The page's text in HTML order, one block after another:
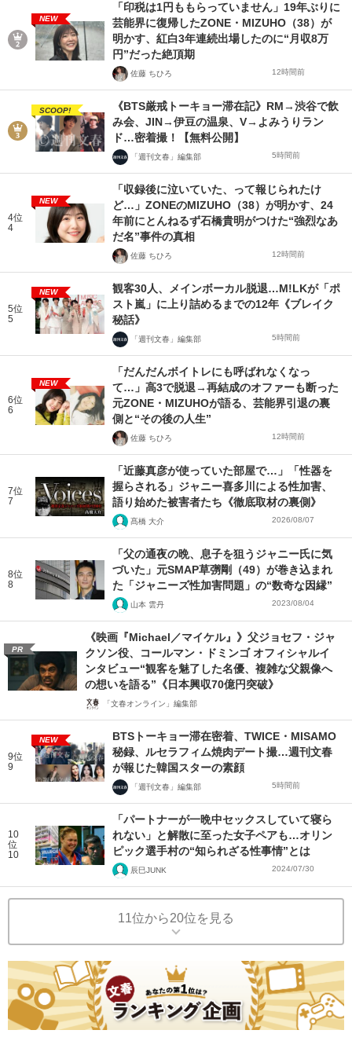
NEW
「印税は1円ももらっていません」19年ぶりに
芸能界に復帰したZONE・MIZUHO（38）が
明かす、紅白3年連続出場したのに“月収8万
円”だった絶頂期
佐藤 ちひろ 12時間前
SCOOP!
《BTS厳戒トーキョー滞在記》RM→渋谷で飲
み会、JIN→伊豆の温泉、V→よみうりラン
ド…密着撮！【無料公開】
「週刊文春」編集部 5時間前
4位
4
NEW
「収録後に泣いていた、って報じられたけ
ど…」ZONEのMIZUHO（38）が明かす、24
年前にとんねるず石橋貴明がつけた“強烈なあ
だ名”事件の真相
佐藤 ちひろ 12時間前
5位
5
NEW
観客30人、メインボーカル脱退…M!LKが「ポ
スト嵐」に上り詰めるまでの12年《ブレイク
秘話》
「週刊文春」編集部 5時間前
6位
6
NEW
「だんだんボイトレにも呼ばれなくなっ
て…」高3で脱退→再結成のオファーも断った
元ZONE・MIZUHOが語る、芸能界引退の裏
側と“その後の人生”
佐藤 ちひろ 12時間前
7位
7
「近藤真彦が使っていた部屋で…」「性器を
握らされる」ジャニー喜多川による性加害、
語り始めた被害者たち《徹底取材の裏側》
髙橋 大介 2026/08/07
8位
8
「父の通夜の晩、息子を狙うジャニー氏に気
づいた」元SMAP草彅剛（49）が巻き込まれ
た「ジャニーズ性加害問題」の“数奇な因縁”
山本 雲丹 2023/08/04
PR
《映画『Michael／マイケル』》父ジョセフ・ジャ
クソン役、コールマン・ドミンゴ オフィシャルイ
ンタビュー“観客を魅了した名優、複雑な父親像へ
の想いを語る”《日本興収70億円突破》
「文春オンライン」編集部
9位
9
NEW
BTSトーキョー滞在密着、TWICE・MISAMO
秘録、ルセラフィム焼肉デート撮…週刊文春
が報じた韓国スターの素顔
「週刊文春」編集部 5時間前
10
位
10
「パートナーが一晩中セックスしていて寝ら
れない」と解散に至った女子ペアも…オリン
ピック選手村の“知られざる性事情”とは
辰巳JUNK 2024/07/30
11位から20位を見る